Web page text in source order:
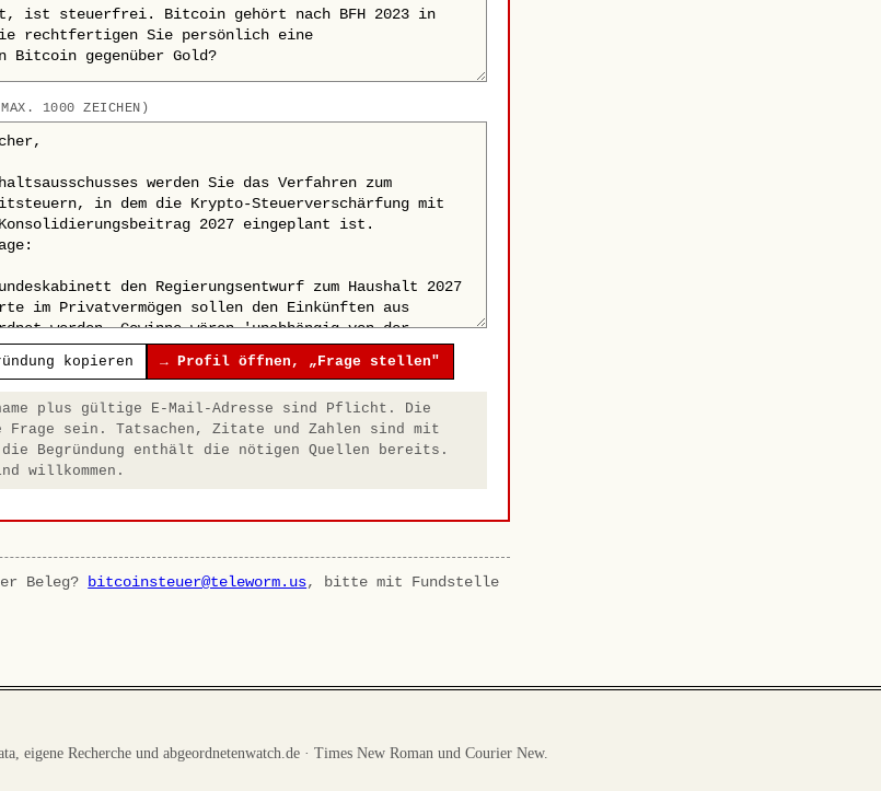
1000 ZEICHEN)
kopieren → Profil öffnen, „Frage stellen"
plus gültige E-Mail-Adresse sind Pflicht. Die
Frage sein. Tatsachen, Zitate und Zahlen sind mit
Begründung enthält die nötigen Quellen bereits.
willkommen.
Beleg? bitcoinsteuer@teleworm.us, bitte mit Fundstelle
eigene Recherche und abgeordnetenwatch.de · Times New Roman und Courier New.